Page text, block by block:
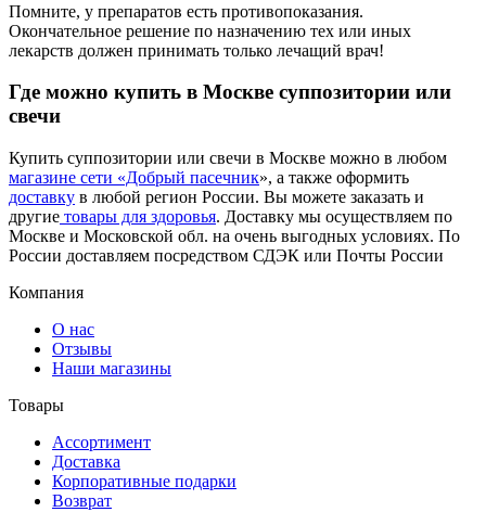
Помните, у препаратов есть противопоказания.
Окончательное решение по назначению тех или иных
лекарств должен принимать только лечащий врач!
Где можно купить в Москве суппозитории или
свечи
Купить суппозитории или свечи в Москве можно в любом
магазине сети «Добрый пасечник», а также оформить
доставку в любой регион России. Вы можете заказать и
другие товары для здоровья. Доставку мы осуществляем по
Москве и Московской обл. на очень выгодных условиях. По
России доставляем посредством СДЭК или Почты России
Компания
О нас
Отзывы
Наши магазины
Товары
Ассортимент
Доставка
Корпоративные подарки
Возврат